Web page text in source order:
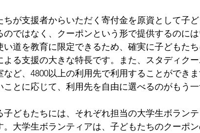
が支援者からいただく寄付金を原資として子
ではなく、クーポンという形で提供するのに
道を教育に限定できるため、確実に子どもた
る支援の大きな特長です。また、スタディク
ど、4800以上の利用先で利用することができ
とに応じて、利用先を自由に選べるのがもう
子どもたちには、それぞれ担当の大学生ボラン
。大学生ボランティアは、子どもたちのクーポ